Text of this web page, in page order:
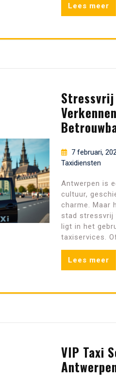
Lees meer
7 februari,
Taxidiensten
Antwerpen is
cultuur,
charme. Maar
stad stressvrij
ligt in het
taxiservices.
Lees meer
VIP Taxi